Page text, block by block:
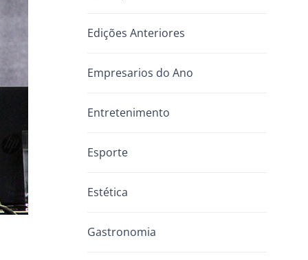
Edições Anteriores
Empresarios do Ano
Entretenimento
Esporte
Estética
Gastronomia